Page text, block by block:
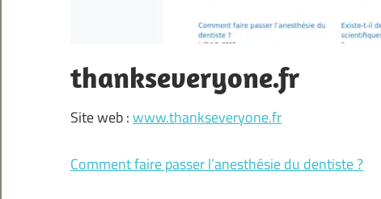
thankseveryone.fr
Site web :www.thankseveryone.fr
Comment faire passer l’anesthésie du dentiste ?